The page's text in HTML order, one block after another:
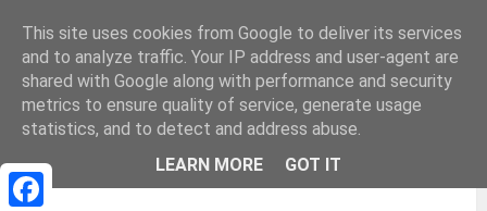
IV JORNADAS PARA LA RECUPERACIÓN DE
LA MEMORIA HISTÓRICA
This site uses cookies from Google to deliver its services
and to analyze traffic. Your IP address and user-agent are
shared with Google along with performance and security
metrics to ensure quality of service, generate usage
statistics, and to detect and address abuse.
LEARN MORE
GOT IT